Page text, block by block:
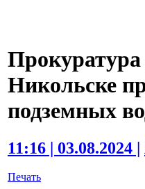
Прокуратура
Никольске
подземных
11:16 | 03.08.2024 |
Печать